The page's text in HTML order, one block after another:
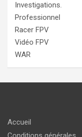
Investigations.
Professionnel
Racer FPV
Vidéo FPV
WAR
Accueil